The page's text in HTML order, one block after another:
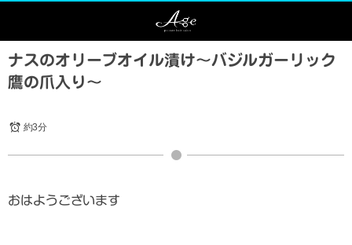
ナスのオリーブオイル漬け〜バジルガーリック
鷹の爪入り〜
約3分
おはようございます